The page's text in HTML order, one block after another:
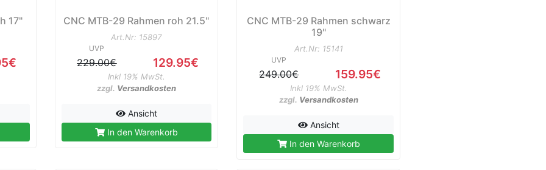
17" CNC MTB-29 Rahmen roh 21.5"
Art.Nr: 15897
UVP
229.00€ 129.95€
Inkl 19% MwSt.
zzgl. Versandkosten
Ansicht
In den Warenkorb
CNC MTB-29 Rahmen schwarz
19"
Art.Nr: 15141
UVP
249.00€ 159.95€
Inkl 19% MwSt.
zzgl. Versandkosten
Ansicht
In den Warenkorb